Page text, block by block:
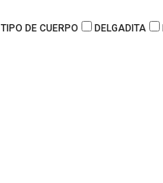
TIPO DE CUERPO DELGADITA